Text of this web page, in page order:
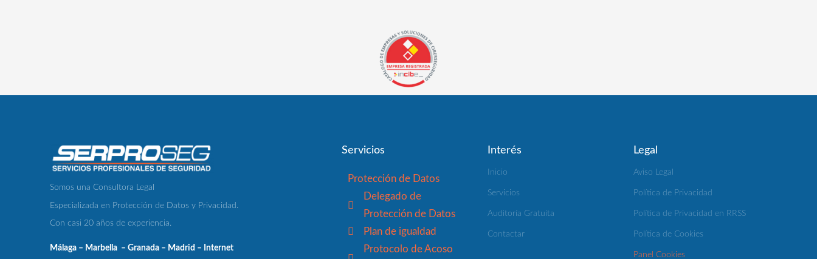
Somos una Consultora Legal
Especializada en Protección de Datos y Privacidad.
Con casi 20 años de experiencia.
Málaga – Marbella – Granada – Madrid – Internet
Servicios
Protección de Datos
Delegado de
Protección de Datos
Plan de igualdad
Protocolo de Acoso
Interés
Inicio
Servicios
Auditoría Gratuita
Contactar
Legal
Aviso Legal
Política de Privacidad
Política de Privacidad en RRSS
Política de Cookies
Panel Cookies